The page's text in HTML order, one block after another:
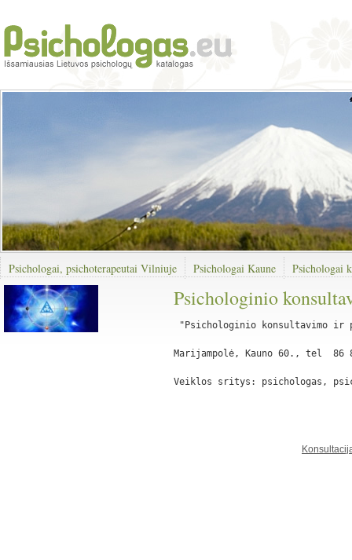
Psichologai, psichoterapeutai Vilniuje Psichologai Kaune Psichologai
Psichologinio
"Psichologinio konsultavimo ir
Marijampolė, Kauno 60., tel  86
Veiklos sritys: psichologas,